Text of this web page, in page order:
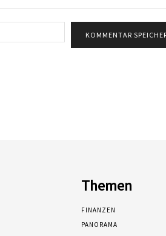
Mail:*
Themen
FINANZEN
PANORAMA